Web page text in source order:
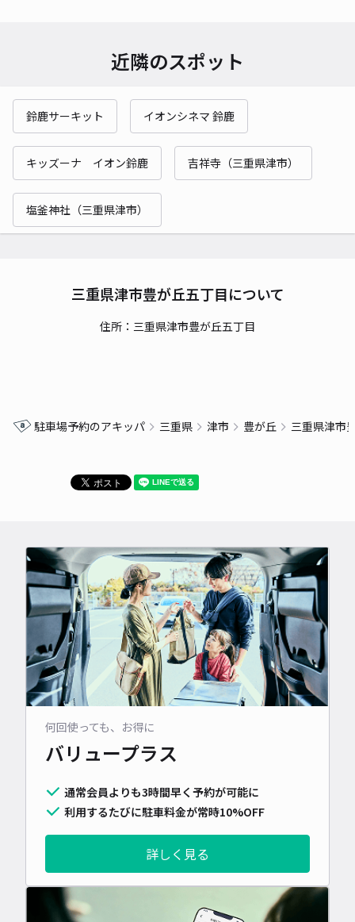
近隣のスポット
鈴鹿サーキット イオンシネマ 鈴鹿
キッズーナ イオン鈴鹿 吉祥寺（三重県津市）
塩釜神社（三重県津市）
三重県津市豊が丘五丁目について
住所：三重県津市豊が丘五丁目
駐車場予約のアキッパ 三重県 津市 豊が丘 三重県津市
何回使っても、お得に
バリュープラス
通常会員よりも3時間早く予約が可能に
利用するたびに駐車料金が常時10%OFF
詳しく見る